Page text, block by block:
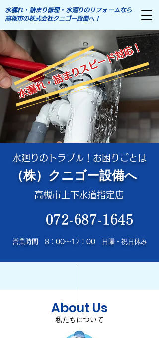
水漏れ・詰まり修理・水廻りのリフォームなら
高槻市の株式会社クニゴー設備へ！
水漏れ・詰まりスピード対応！
水廻りのトラブル！お困りごとは
（株）クニゴー設備へ
高槻市上下水道指定店
072-687-1645
​営業時間 8：00～17：00 日曜・祝日休み
About Us
私たちについて